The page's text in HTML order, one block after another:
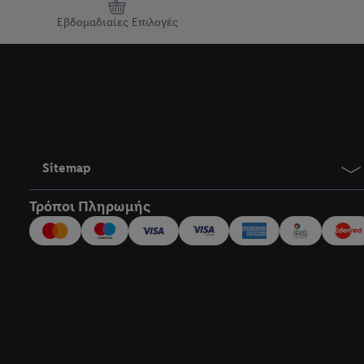
Εβδομαδιαίες Επιλογές
Sitemap
Τρόποι Πληρωμής